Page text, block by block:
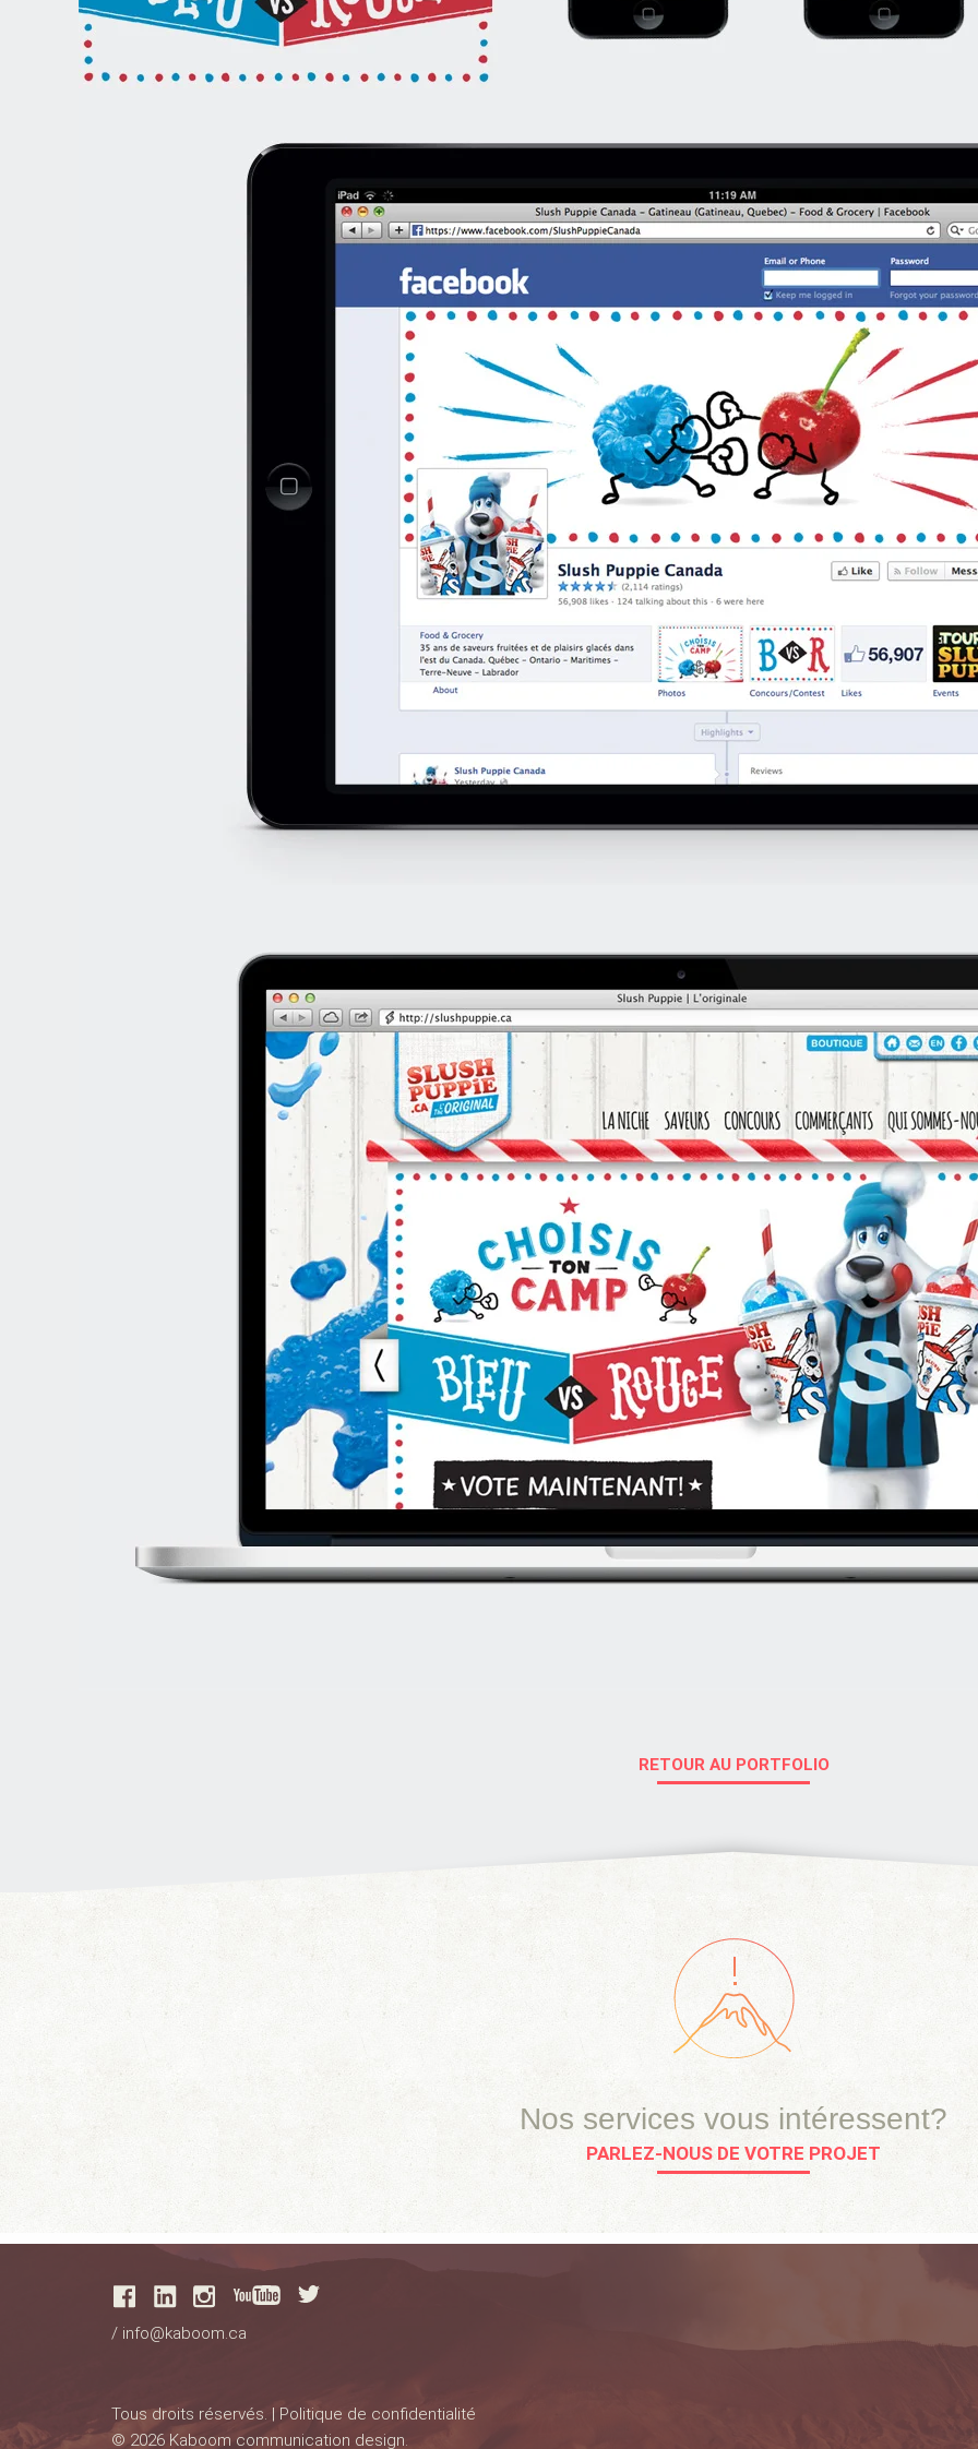
RETOUR AU PORTFOLIO
Nos services vous intéressent?
PARLEZ-NOUS DE VOTRE PROJET
/ info@kaboom.ca
Tous droits réservés. |
Politique de confidentialité
© 2026 Kaboom communication design.